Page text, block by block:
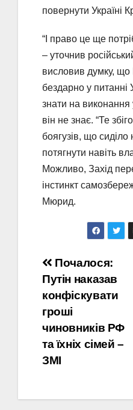
повернути Україні
“І право це ще
– уточнив
висловив думку, що
бездарно у питанні
знати на виконання
він не знає. “Те
боягузів, що
потягнути навіть
Можливо, Захід
інстинкт
Мюрид.
Навігація
записів
Почалося:
Путін наказав
конфіскувати
гроші
чиновників РФ
та їхніх сімей –
ЗМІ